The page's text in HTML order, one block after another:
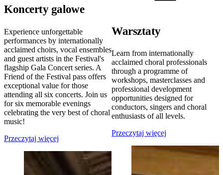
Koncerty galowe
Experience unforgettable
performances by internationally
acclaimed choirs, vocal ensembles
and guest artists in the Festival's
flagship Gala Concert series. A
Friend of the Festival pass offers
exceptional value for those
attending all six concerts. Join us
for six memorable evenings
celebrating the very best of choral
music!
Przeczytaj więcej
Warsztaty
Learn from internationally
acclaimed choral professionals
through a programme of
workshops, masterclasses and
professional development
opportunities designed for
conductors, singers and choral
enthusiasts of all levels.
Przeczytaj więcej